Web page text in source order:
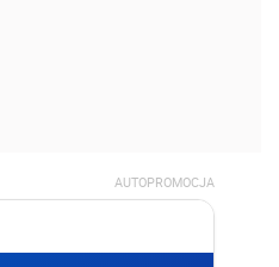
AUTOPROMOCJA